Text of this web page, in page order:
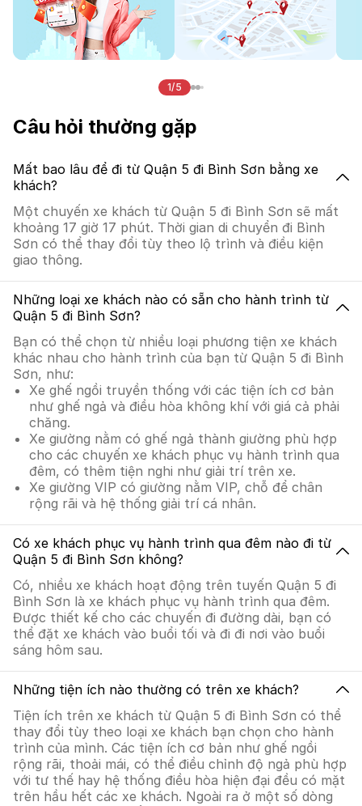
1/5
Câu hỏi thường gặp
Mất bao lâu để đi từ Quận 5 đi Bình Sơn bằng xe
khách?
Một chuyến xe khách từ Quận 5 đi Bình Sơn sẽ mất
khoảng 17 giờ 17 phút. Thời gian di chuyển đi Bình
Sơn có thể thay đổi tùy theo lộ trình và điều kiện
giao thông.
Những loại xe khách nào có sẵn cho hành trình từ
Quận 5 đi Bình Sơn?
Bạn có thể chọn từ nhiều loại phương tiện xe khách
khác nhau cho hành trình của bạn từ Quận 5 đi Bình
Sơn, như:
Xe ghế ngồi truyền thống với các tiện ích cơ bản
như ghế ngả và điều hòa không khí với giá cả phải
chăng.
Xe giường nằm có ghế ngả thành giường phù hợp
cho các chuyến xe khách phục vụ hành trình qua
đêm, có thêm tiện nghi như giải trí trên xe.
Xe giường VIP có giường nằm VIP, chỗ để chân
rộng rãi và hệ thống giải trí cá nhân.
Có xe khách phục vụ hành trình qua đêm nào đi từ
Quận 5 đi Bình Sơn không?
Có, nhiều xe khách hoạt động trên tuyến Quận 5 đi
Bình Sơn là xe khách phục vụ hành trình qua đêm.
Được thiết kế cho các chuyến đi đường dài, bạn có
thể đặt xe khách vào buổi tối và đi đi nơi vào buổi
sáng hôm sau.
Những tiện ích nào thường có trên xe khách?
Tiện ích trên xe khách từ Quận 5 đi Bình Sơn có thể
thay đổi tùy theo loại xe khách bạn chọn cho hành
trình của mình. Các tiện ích cơ bản như ghế ngồi
rộng rãi, thoải mái, có thể điều chỉnh độ ngả phù hợp
với tư thế hay hệ thống điều hòa hiện đại đều có mặt
trên hầu hết các xe khách. Ngoài ra ở một số dòng